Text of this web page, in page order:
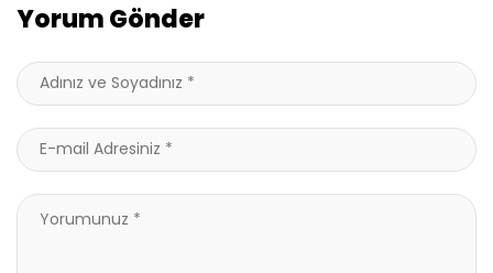
Yorum Gönder